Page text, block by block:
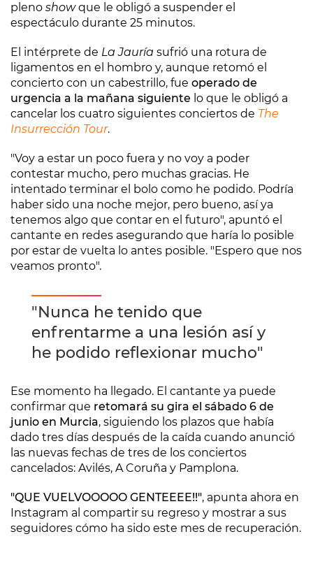
pleno showque le obligó a suspender el
espectáculo durante 25 minutos.
El intérprete de La Jauría sufrió una rotura de
ligamentos en el hombro y, aunque retomó el
concierto con un cabestrillo, fue operado de
urgencia a la mañana siguiente lo que le obligó a
cancelar los cuatro siguientes conciertos de The
Insurrección Tour.
"Voy a estar un poco fuera y no voy a poder
contestar mucho, pero muchas gracias. He
intentado terminar el bolo como he podido. Podría
haber sido una noche mejor, pero bueno, así ya
tenemos algo que contar en el futuro", apuntó el
cantante en redes asegurando que haría lo posible
por estar de vuelta lo antes posible. "Espero que nos
veamos pronto".
"Nunca he tenido que
enfrentarme a una lesión así y
he podido reflexionar mucho"
Ese momento ha llegado. El cantante ya puede
confirmar que retomará su gira el sábado 6 de
junio en Murcia, siguiendo los plazos que había
dado tres días después de la caída cuando anunció
las nuevas fechas de tres de los conciertos
cancelados: Avilés, A Coruña y Pamplona.
"QUE VUELVOOOOO GENTEEEE!!", apunta ahora en
Instagram al compartir su regreso y mostrar a sus
seguidores cómo ha sido este mes de recuperación.